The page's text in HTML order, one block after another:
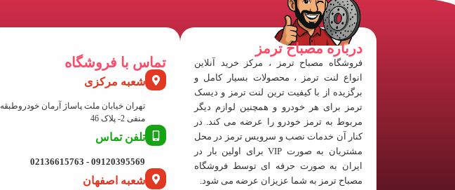
درباره مصباح ترمز
فروشگاه مصباح ترمز ، مرکز خرید آنلاین
انواع لنت ترمز ، محصولات بسیار کامل و
برگزیده از با کیفیت ترین لنت ترمز و دیسک
ترمز برای هر خودرو و همچنین لوازم دیگر
مربوط به ترمز خودرو را عرضه می کند. در
کنار آن خدمات نصب و سرویس ترمز در محل
مشتریان به صورت VIP برای اولین بار در
ایران به صورت حرفه ای توسط فروشگاه
مصباح ترمز به شما عزیزان عرضه می شود.
تماس با فروشگاه
شعبه مرکزی
تهران خیابان ملت پاساژ آرمان خودروطبقه
منفی 2- پلاک 46
تلفن تماس
09120395569 - 02136615763
شعبه اصفهان